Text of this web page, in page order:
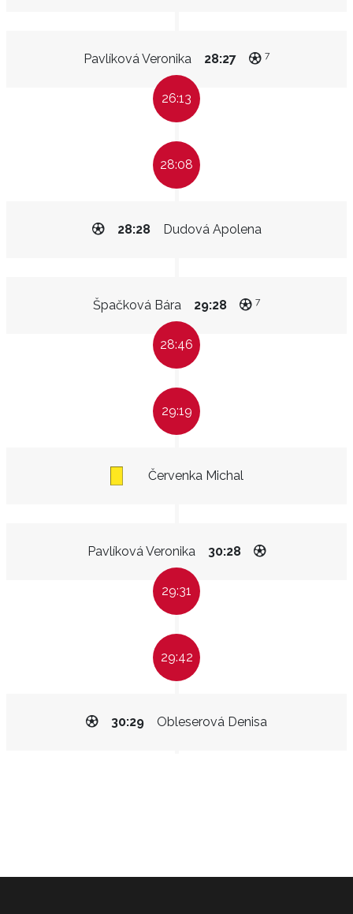
Pavlíková Veronika 28:27 7
26:13
28:08
Dudová Apolena
28:28
Špačková Bára 29:28 7
28:46
29:19
Červenka Michal
Pavlíková Veronika 30:28
29:31
29:42
Obleserová Denisa
30:29